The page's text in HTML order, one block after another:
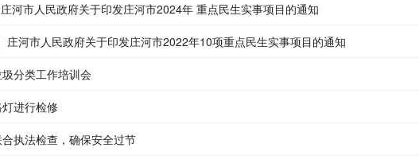
河市人民政府关于印发庄河市2024年 重点民生实事项目的通知
庄河市人民政府关于印发庄河市2022年10项重点民生实事项目的通知
分类工作培训会
进行检修
执法检查，确保安全过节